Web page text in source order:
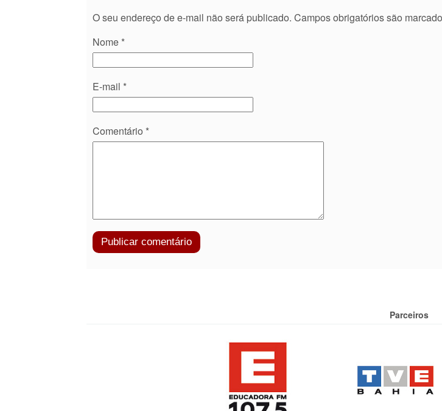
O seu endereço de e-mail não será publicado. Campos obrigatórios são
Nome *
E-mail *
Comentário *
Parceiros